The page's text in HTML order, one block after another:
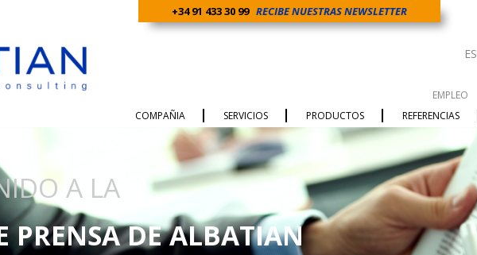
+34 91 433 30 99 RECIBE NUESTRAS NEWSLETTER
ES
EMPLEO
COMPAÑIA
SERVICIOS PRODUCTOS REFERENCIAS
A LA
PRENSA DE ALBATIAN